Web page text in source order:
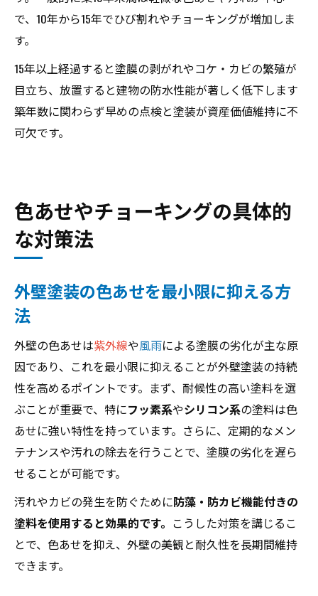
で、10年から15年でひび割れやチョーキングが増加しま
す。
15年以上経過すると塗膜の剥がれやコケ・カビの繁殖が
目立ち、放置すると建物の防水性能が著しく低下します
築年数に関わらず早めの点検と塗装が資産価値維持に不
可欠です。
色あせやチョーキングの具体的
な対策法
外壁塗装の色あせを最小限に抑える方
法
外壁の色あせは紫外線や風雨による塗膜の劣化が主な原
因であり、これを最小限に抑えることが外壁塗装の持続
性を高めるポイントです。まず、耐候性の高い塗料を選
ぶことが重要で、特にフッ素系やシリコン系の塗料は色
あせに強い特性を持っています。さらに、定期的なメン
テナンスや汚れの除去を行うことで、塗膜の劣化を遅ら
せることが可能です。
汚れやカビの発生を防ぐために防藻・防カビ機能付きの
塗料を使用すると効果的です。 こうした対策を講じるこ
とで、色あせを抑え、外壁の美観と耐久性を長期間維持
できます。